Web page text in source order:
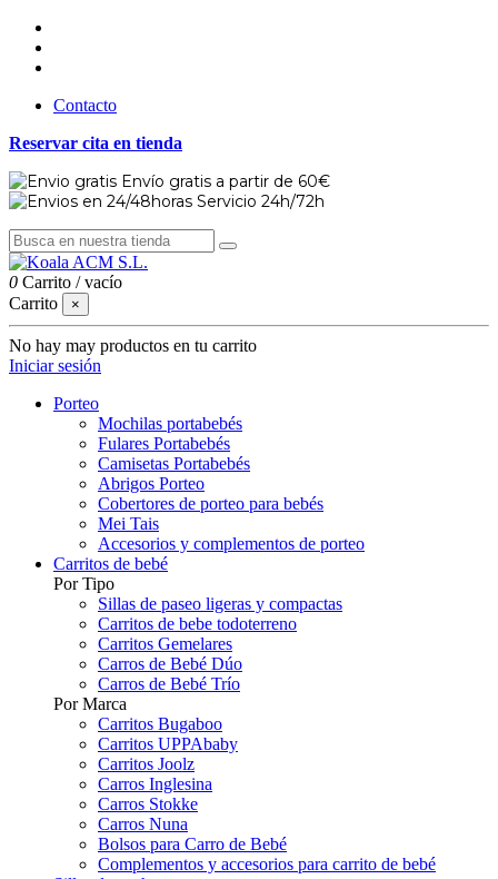
Contacto
Reservar cita en tienda
Envío gratis a partir de 60€
Servicio 24h/72h
0 Carrito /vacío
Carrito
×
No hay may productos en tu carrito
Iniciar sesión
Porteo
Mochilas portabebés
Fulares Portabebés
Camisetas Portabebés
Abrigos Porteo
Cobertores de porteo para bebés
Mei Tais
Accesorios y complementos de porteo
Carritos de bebé
Por Tipo
Sillas de paseo ligeras y compactas
Carritos de bebe todoterreno
Carritos Gemelares
Carros de Bebé Dúo
Carros de Bebé Trío
Por Marca
Carritos Bugaboo
Carritos UPPAbaby
Carritos Joolz
Carros Inglesina
Carros Stokke
Carros Nuna
Bolsos para Carro de Bebé
Complementos y accesorios para carrito de bebé